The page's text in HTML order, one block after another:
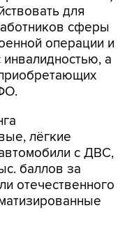
для
сферы
операции и
а
лёгкие
с ДВС,
баллов за
отечественного